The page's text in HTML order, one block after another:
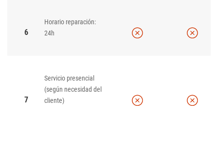
6
Horario reparación:
24h
7
Servicio presencial
(según necesidad del
cliente)